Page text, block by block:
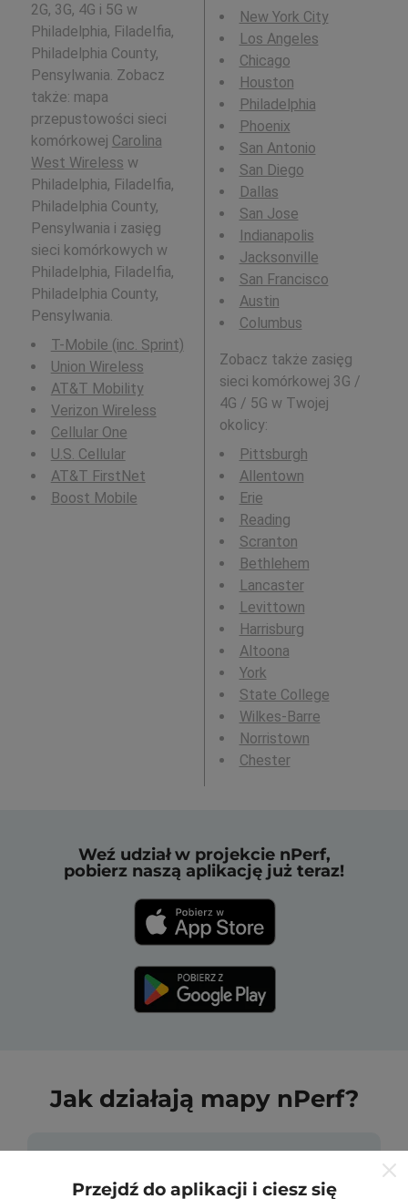
2G, 3G, 4G i 5G w
Philadelphia, Filadelfia,
Philadelphia County,
Pensylwania. Zobacz
także: mapa
przepustowości sieci
komórkowej Carolina
West Wireless w
Philadelphia, Filadelfia,
Philadelphia County,
Pensylwania i zasięg
sieci komórkowych w
Philadelphia, Filadelfia,
Philadelphia County,
Pensylwania.
T-Mobile (inc. Sprint)
Union Wireless
AT&T Mobility
Verizon Wireless
Cellular One
U.S. Cellular
AT&T FirstNet
Boost Mobile
New York City
Los Angeles
Chicago
Houston
Philadelphia
Phoenix
San Antonio
San Diego
Dallas
San Jose
Indianapolis
Jacksonville
San Francisco
Austin
Columbus
Zobacz także zasięg
sieci komórkowej 3G /
4G / 5G w Twojej
okolicy:
Pittsburgh
Allentown
Erie
Reading
Scranton
Bethlehem
Lancaster
Levittown
Harrisburg
Altoona
York
State College
Wilkes-Barre
Norristown
Chester
Weź udział w projekcie nPerf,
pobierz naszą aplikację już teraz!
Jak działają mapy nPerf?
Przejdź do aplikacji i ciesz się